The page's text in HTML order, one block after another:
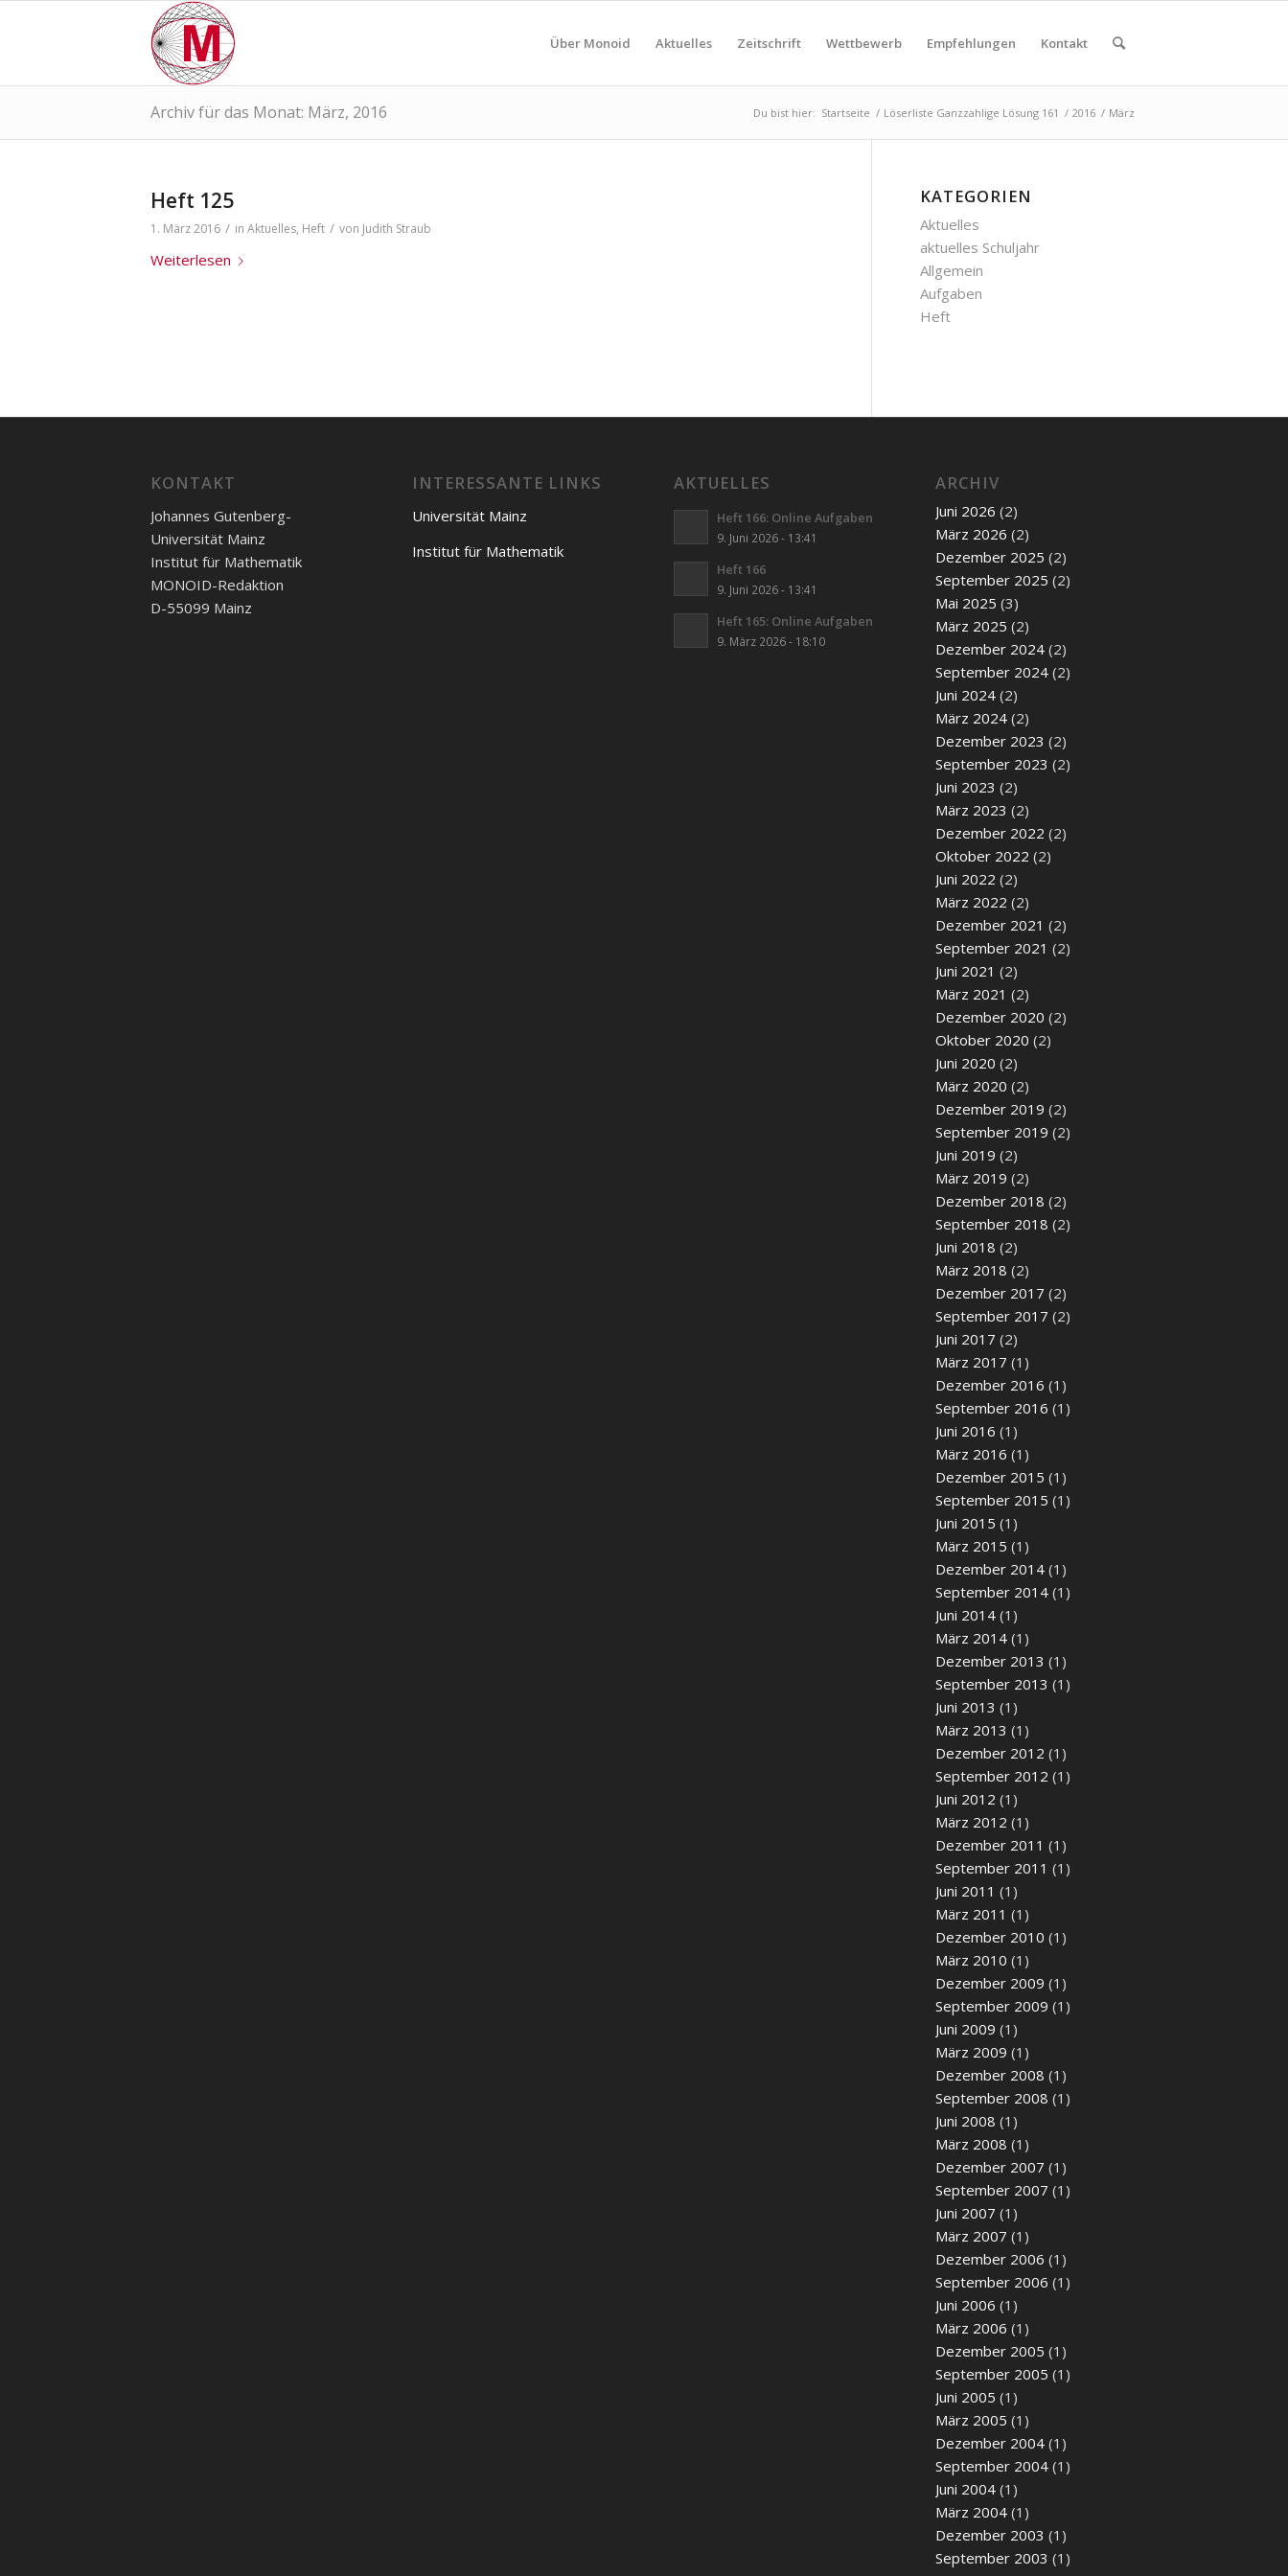
Über Monoid Aktuelles Zeitschrift Wettbewerb Empfehlungen Kontakt
Archiv für das Monat: März, 2016 Du bist hier: Startseite / Löserliste Ganzzahlige Lösung 161 / 2016 / März
Heft 125
1. März 2016 / in Aktuelles, Heft / von Judith Straub
Weiterlesen
KATEGORIEN
Aktuelles
aktuelles Schuljahr
Allgemein
Aufgaben
Heft
KONTAKT
Johannes Gutenberg-
Universität Mainz
Institut für Mathematik
MONOID-Redaktion
D-55099 Mainz
INTERESSANTE LINKS
Universität Mainz
Institut für Mathematik
AKTUELLES
Heft 166: Online Aufgaben
9. Juni 2026 - 13:41
Heft 166
9. Juni 2026 - 13:41
Heft 165: Online Aufgaben
9. März 2026 - 18:10
ARCHIV
Juni 2026 (2)
März 2026 (2)
Dezember 2025 (2)
September 2025 (2)
Mai 2025 (3)
März 2025 (2)
Dezember 2024(2)
September 2024(2)
Juni 2024(2)
März 2024(2)
Dezember 2023 (2)
September 2023 (2)
Juni 2023 (2)
März 2023 (2)
Dezember 2022 (2)
Oktober 2022 (2)
Juni 2022 (2)
März 2022 (2)
Dezember 2021 (2)
September 2021 (2)
Juni 2021 (2)
März 2021 (2)
Dezember 2020 (2)
Oktober 2020 (2)
Juni 2020 (2)
März 2020 (2)
Dezember 2019 (2)
September 2019 (2)
Juni 2019 (2)
März 2019 (2)
Dezember 2018 (2)
September 2018 (2)
Juni 2018 (2)
März 2018 (2)
Dezember 2017 (2)
September 2017 (2)
Juni 2017 (2)
März 2017 (1)
Dezember 2016 (1)
September 2016 (1)
Juni 2016 (1)
März 2016 (1)
Dezember 2015 (1)
September 2015 (1)
Juni 2015 (1)
März 2015 (1)
Dezember 2014(1)
September 2014(1)
Juni 2014(1)
März 2014(1)
Dezember 2013 (1)
September 2013 (1)
Juni 2013 (1)
März 2013 (1)
Dezember 2012 (1)
September 2012 (1)
Juni 2012 (1)
März 2012 (1)
Dezember 2011 (1)
September 2011 (1)
Juni 2011 (1)
März 2011 (1)
Dezember 2010 (1)
März 2010 (1)
Dezember 2009 (1)
September 2009 (1)
Juni 2009 (1)
März 2009 (1)
Dezember 2008 (1)
September 2008 (1)
Juni 2008 (1)
März 2008 (1)
Dezember 2007 (1)
September 2007 (1)
Juni 2007 (1)
März 2007 (1)
Dezember 2006 (1)
September 2006 (1)
Juni 2006 (1)
März 2006 (1)
Dezember 2005 (1)
September 2005 (1)
Juni 2005 (1)
März 2005 (1)
Dezember 2004(1)
September 2004(1)
Juni 2004(1)
März 2004(1)
Dezember 2003 (1)
September 2003 (1)